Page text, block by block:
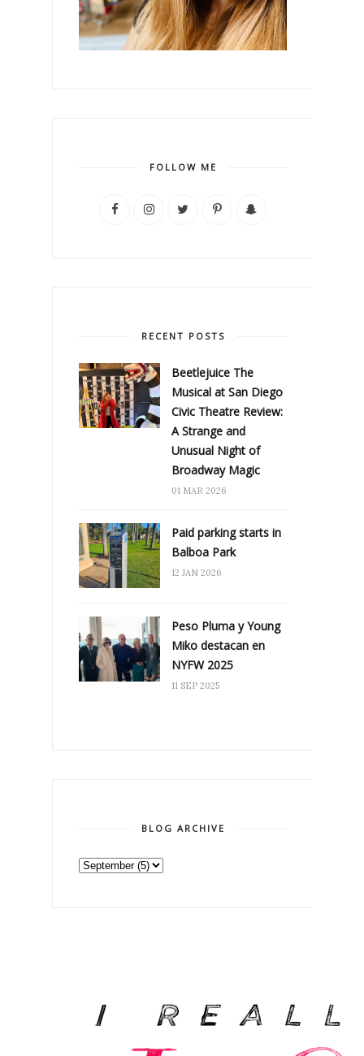
FOLLOW ME
RECENT POSTS
Beetlejuice The
Musical at San Diego
Civic Theatre Review:
A Strange and
Unusual Night of
Broadway Magic
01 MAR 2026
Paid parking starts in
Balboa Park
12 JAN 2026
Peso Pluma y Young
Miko destacan en
NYFW 2025
11 SEP 2025
BLOG ARCHIVE